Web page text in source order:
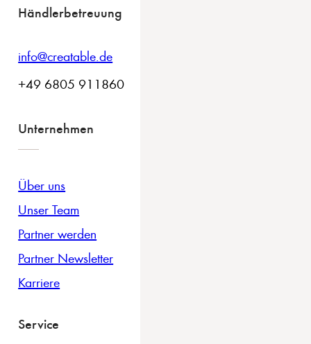
Händlerbetreuung
info@creatable.de
+49 6805 911860
Unternehmen
Über uns
Unser Team
Partner werden
Partner Newsletter
Karriere
Service